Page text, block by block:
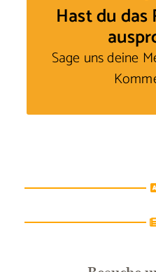
Hast du das
Sage uns deine